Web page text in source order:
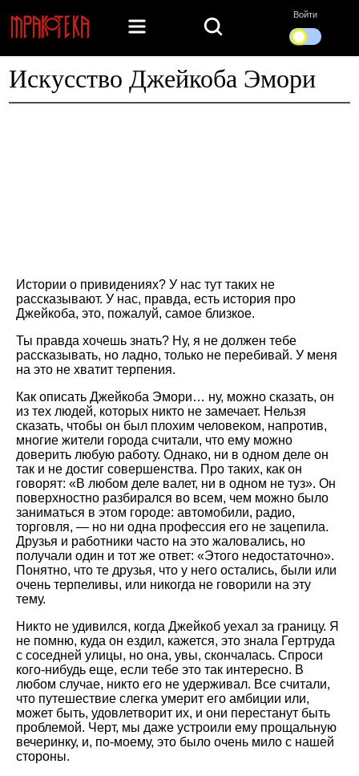
Войти
Искусство Джейкоба Эмори
Истории о привидениях? У нас тут таких не
рассказывают. У нас, правда, есть история про
Джейкоба, это, пожалуй, самое близкое.
Ты правда хочешь знать? Ну, я не должен тебе
рассказывать, но ладно, только не перебивай. У меня
на это не хватит терпения.
Как описать Джейкоба Эмори… ну, можно сказать, он
из тех людей, которых никто не замечает. Нельзя
сказать, чтобы он был плохим человеком, напротив,
многие жители города считали, что ему можно
доверить любую работу. Однако, ни в одном деле он
так и не достиг совершенства. Про таких, как он
говорят: «В любом деле валет, ни в одном не туз». Он
поверхностно разбирался во всем, чем можно было
заниматься в этом городе: автомобили, радио,
торговля, — но ни одна профессия его не зацепила.
Друзья и работники часто на это жаловались, но
получали один и тот же ответ: «Этого недостаточно».
Понятно, что те друзья, что у него остались, были или
очень терпеливы, или никогда не говорили на эту
тему.
Никто не удивился, когда Джейкоб уехал за границу. Я
не помню, куда он ездил, кажется, это знала Гертруда
с соседней улицы, но она, увы, скончалась. Спроси
кого-нибудь еще, если тебе это так интересно. В
любом случае, никто его не удерживал. Все считали,
что путешествие слегка умерит его амбиции или,
может быть, удовлетворит их, и они перестанут быть
проблемой. Черт, мы даже устроили ему прощальную
вечеринку, и, по-моему, это было очень мило с нашей
стороны.